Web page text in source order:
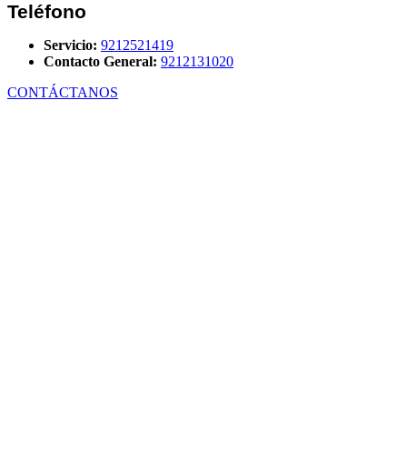
Teléfono
Servicio: 9212521419
Contacto General: 9212131020
CONTÁCTANOS